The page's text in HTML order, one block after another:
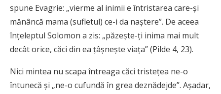
spune Evagrie: „vierme al inimii e întristarea care-şi
mănâncă mama (sufletul) ce-i da naştere”. De aceea
înţeleptul Solomon a zis: „păzeşte-ţi inima mai mult
decât orice, căci din ea ţâşneşte viaţa” (Pilde 4, 23).
Nici mintea nu scapa întreaga căci tristeţea ne-o
întunecă şi „ne-o cufundă în grea deznădejde”. Aşadar,